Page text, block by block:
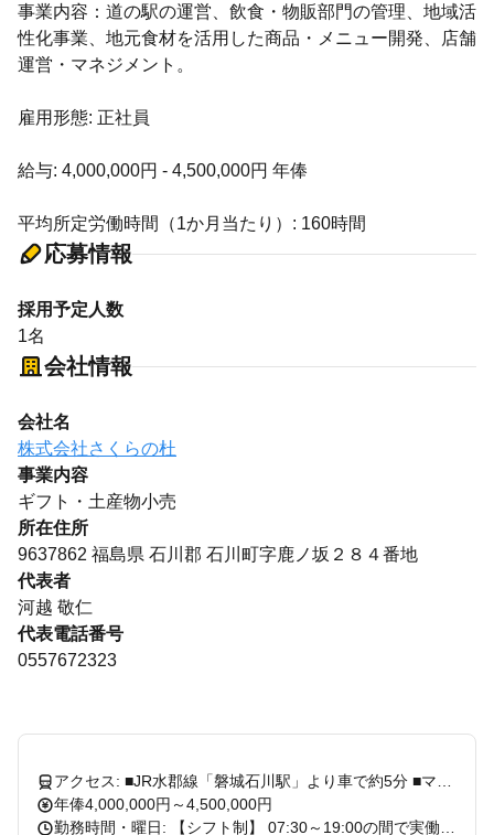
事業内容：道の駅の運営、飲食・物販部門の管理、地域活
性化事業、地元食材を活用した商品・メニュー開発、店舗
運営・マネジメント。
雇用形態: 正社員
給与: 4,000,000円 - 4,500,000円 年俸
平均所定労働時間（1か月当たり）: 160時間
応募情報
採用予定人数
1名
会社情報
会社名
株式会社さくらの杜
事業内容
ギフト・土産物小売
所在住所
9637862 福島県 石川郡 石川町字鹿ノ坂２８４番地
代表者
河越 敬仁
代表電話番号
0557672323
年俸4,000,000円～4,500,000円